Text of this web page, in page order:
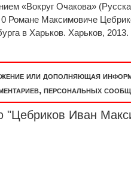
«Вокруг Очакова»
0 Романе Максимовиче
в Харьков. Харьков,
или дополняющая
персональных
"Цебриков Иван